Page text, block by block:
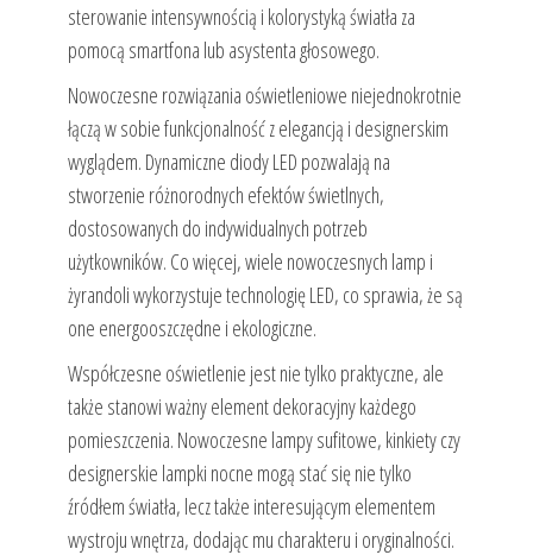
sterowanie intensywnością i kolorystyką światła za
pomocą smartfona lub asystenta głosowego.
Nowoczesne rozwiązania oświetleniowe niejednokrotnie
łączą w sobie funkcjonalność z elegancją i designerskim
wyglądem. Dynamiczne diody LED pozwalają na
stworzenie różnorodnych efektów świetlnych,
dostosowanych do indywidualnych potrzeb
użytkowników. Co więcej, wiele nowoczesnych lamp i
żyrandoli wykorzystuje technologię LED, co sprawia, że są
one energooszczędne i ekologiczne.
Współczesne oświetlenie jest nie tylko praktyczne, ale
także stanowi ważny element dekoracyjny każdego
pomieszczenia. Nowoczesne lampy sufitowe, kinkiety czy
designerskie lampki nocne mogą stać się nie tylko
źródłem światła, lecz także interesującym elementem
wystroju wnętrza, dodając mu charakteru i oryginalności.